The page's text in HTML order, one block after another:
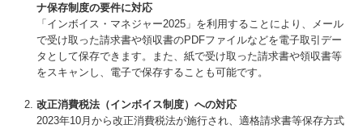
ナ保存制度の要件に対応
「インボイス・マネジャー2025」を利用することにより、メール
で受け取った請求書や領収書のPDFファイルなどを電子取引デー
タとして保存できます。また、紙で受け取った請求書や領収書等
をスキャンし、電子で保存することも可能です。
改正消費税法（インボイス制度）への対応
2023年10月から改正消費税法が施行され、適格請求書等保存方式